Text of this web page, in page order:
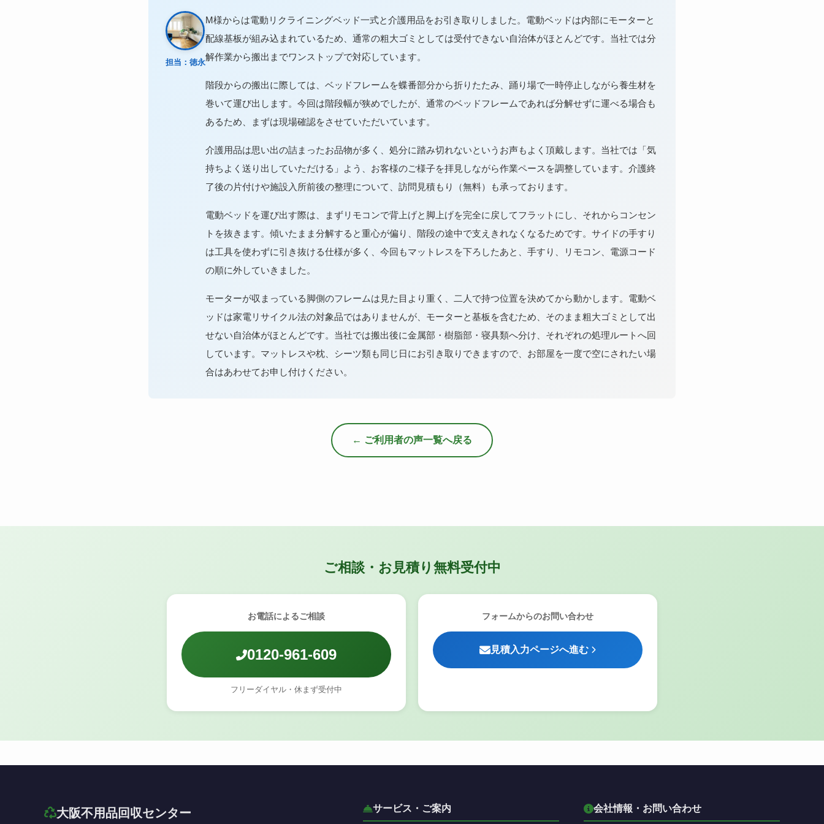
担当：徳永
M様からは電動リクライニングベッド一式と介護用品をお引き取りしました。電動ベッドは内部にモーターと
配線基板が組み込まれているため、通常の粗大ゴミとしては受付できない自治体がほとんどです。当社では分
解作業から搬出までワンストップで対応しています。
階段からの搬出に際しては、ベッドフレームを蝶番部分から折りたたみ、踊り場で一時停止しながら養生材を
巻いて運び出します。今回は階段幅が狭めでしたが、通常のベッドフレームであれば分解せずに運べる場合も
あるため、まずは現場確認をさせていただいています。
介護用品は思い出の詰まったお品物が多く、処分に踏み切れないというお声もよく頂戴します。当社では「気
持ちよく送り出していただける」よう、お客様のご様子を拝見しながら作業ペースを調整しています。介護終
了後の片付けや施設入所前後の整理について、訪問見積もり（無料）も承っております。
電動ベッドを運び出す際は、まずリモコンで背上げと脚上げを完全に戻してフラットにし、それからコンセン
トを抜きます。傾いたまま分解すると重心が偏り、階段の途中で支えきれなくなるためです。サイドの手すり
は工具を使わずに引き抜ける仕様が多く、今回もマットレスを下ろしたあと、手すり、リモコン、電源コード
の順に外していきました。
モーターが収まっている脚側のフレームは見た目より重く、二人で持つ位置を決めてから動かします。電動ベ
ッドは家電リサイクル法の対象品ではありませんが、モーターと基板を含むため、そのまま粗大ゴミとして出
せない自治体がほとんどです。当社では搬出後に金属部・樹脂部・寝具類へ分け、それぞれの処理ルートへ回
しています。マットレスや枕、シーツ類も同じ日にお引き取りできますので、お部屋を一度で空にされたい場
合はあわせてお申し付けください。
← ご利用者の声一覧へ戻る
ご相談・お見積り無料受付中
お電話によるご相談
0120-961-609
フリーダイヤル・休まず受付中
フォームからのお問い合わせ
見積入力ページへ進む
大阪不用品回収センター サービス・ご案内 会社情報・お問い合わせ